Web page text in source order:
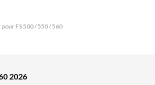
FS 500 / 550 / 560
2026